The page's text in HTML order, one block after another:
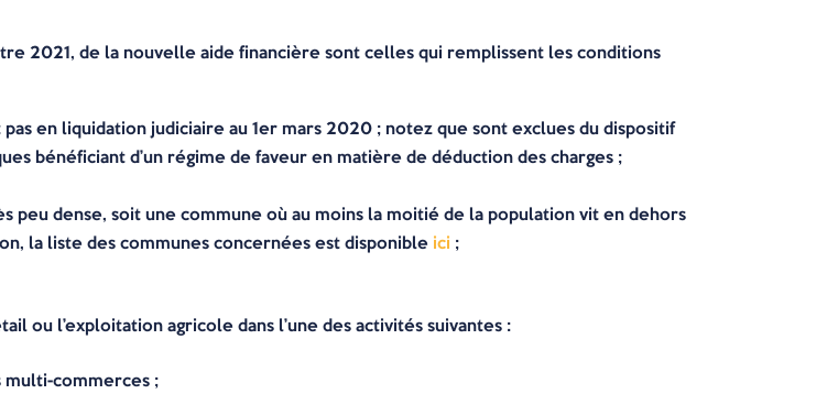
2021, de la nouvelle aide financière sont celles qui remplissent les conditions
en liquidation judiciaire au 1er mars 2020 ; notez que sont exclues du dispositif
bénéficiant d’un régime de faveur en matière de déduction des charges ;
peu dense, soit une commune où au moins la moitié de la population vit en dehors
la liste des communes concernées est disponible ici ;
ou l’exploitation agricole dans l’une des activités suivantes :
multi-commerces ;